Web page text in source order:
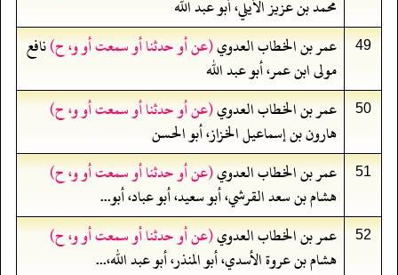
محمد بن عزيز الأيلي، أبو عبد الله
49 عمر بن الخطاب العدوي(عن أو حدثنا أو سمعت أو و، ح)نافع
مولى ابن عمر، أبو عبد الله
50 عمر بن الخطاب العدوي(عن أو حدثنا أو سمعت أو و، ح)
هارون بن إسماعيل الخزاز، أبو الحسن
51 عمر بن الخطاب العدوي(عن أو حدثنا أو سمعت أو و، ح)
هشام بن سعد القرشي، أبو سعيد، أبو عباد، أبو...
52 عمر بن الخطاب العدوي(عن أو حدثنا أو سمعت أو و، ح)
هشام بن عروة الأسدي، أبو المنذر، أبو عبد الله،...